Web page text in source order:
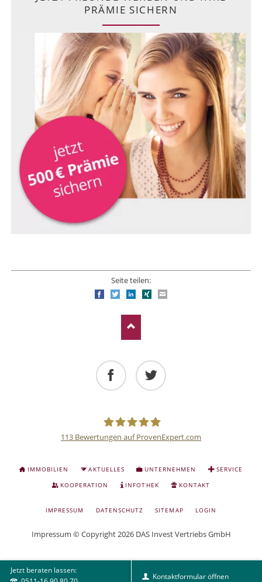
Jetzt beraten lassen:
Kontaktformular öffnen
PRÄMIE SICHERN
Seite teilen:
FacebookTwitterLinkedIn
Xing
Anlage
und
Investitionen
113 Bewertungen auf ProvenExpert.com
NAVIGATION
IMMOBILIEN AKTUELLES UNTERNEHMEN
SERVICE
KOOPERATION
INFOTHEK KONTAKT
NAVIGATION
IMPRESSUM DATENSCHUTZ SITEMAP LOGIN
Impressum © Copyright 2026 DAS Invest Vertriebs GmbH